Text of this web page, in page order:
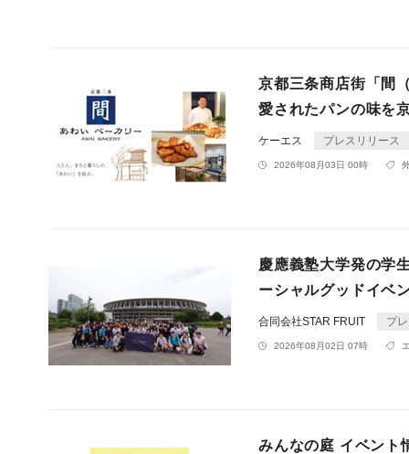
京都三条商店街「間
愛されたパンの味を
ケーエス プレスリリース
2026年08月03日 00時
慶應義塾大学発の学
ーシャルグッドイベ
合同会社STAR FRUIT プ
2026年08月02日 07時
みんなの庭 イベント